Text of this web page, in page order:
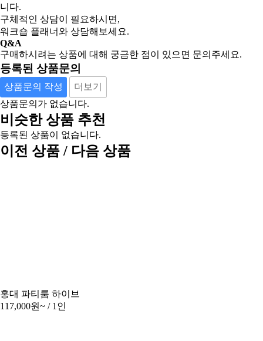
니다.
구체적인 상담이 필요하시면,
워크숍 플래너와 상담해보세요.
Q&A
구매하시려는 상품에 대해 궁금한 점이 있으면 문의주세요.
등록된 상품문의
상품문의 작성
더보기
상품문의가 없습니다.
비슷한 상품 추천
등록된 상품이 없습니다.
이전 상품 / 다음 상품
홍대 파티룸 하이브
117,000원~ / 1인